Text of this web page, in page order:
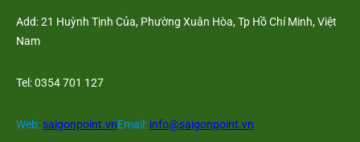
Add: 21 Huỳnh Tịnh Của, Phường Xuân Hòa, Tp Hồ Chí Minh, Việt
Nam
Tel: 0354 701 127
Web:saigonpoint.vnEmail: info@saigonpoint.vn